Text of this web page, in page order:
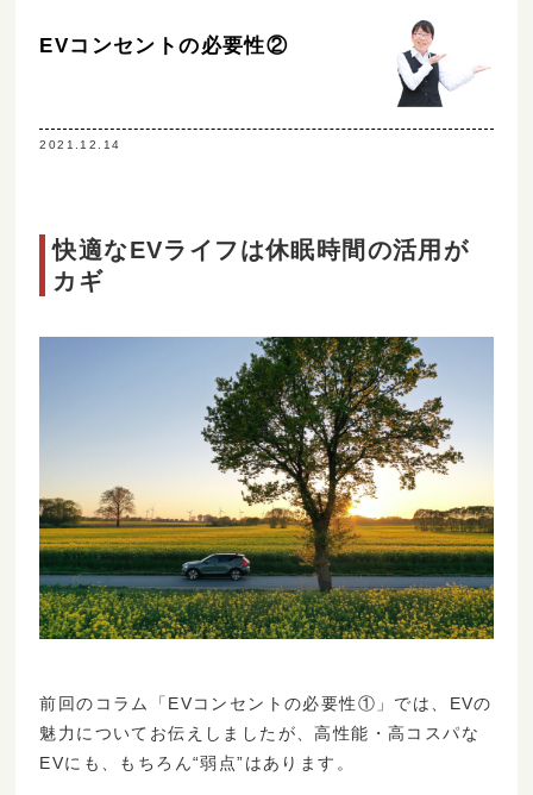
EVコンセントの必要性②
2021.12.14
快適なEVライフは休眠時間の活用が
カギ
前回のコラム「EVコンセントの必要性①」では、EVの
魅力についてお伝えしましたが、高性能・高コスパな
EVにも、もちろん“弱点”はあります。